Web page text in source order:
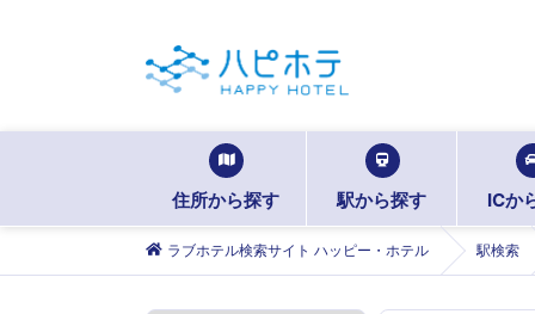
住所から探す 駅から探す ICか
ラブホテル検索サイト ハッピー・ホテル 駅検索